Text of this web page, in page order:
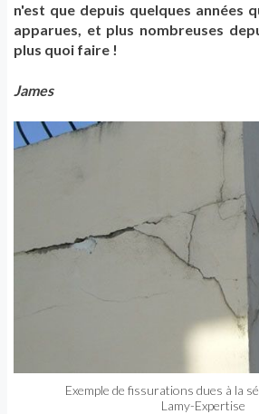
n'est que depuis quelques années
apparues, et plus nombreuses
plus quoi faire !
James
Exemple de fissurations dues à la
Lamy-Expertise